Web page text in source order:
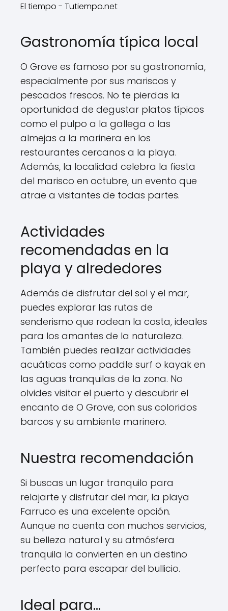
El tiempo - Tutiempo.net
Gastronomía típica local
O Grove es famoso por su gastronomía,
especialmente por sus mariscos y
pescados frescos. No te pierdas la
oportunidad de degustar platos típicos
como el pulpo a la gallega o las
almejas a la marinera en los
restaurantes cercanos a la playa.
Además, la localidad celebra la fiesta
del marisco en octubre, un evento que
atrae a visitantes de todas partes.
Actividades
recomendadas en la
playa y alrededores
Además de disfrutar del sol y el mar,
puedes explorar las rutas de
senderismo que rodean la costa, ideales
para los amantes de la naturaleza.
También puedes realizar actividades
acuáticas como paddle surf o kayak en
las aguas tranquilas de la zona. No
olvides visitar el puerto y descubrir el
encanto de O Grove, con sus coloridos
barcos y su ambiente marinero.
Nuestra recomendación
Si buscas un lugar tranquilo para
relajarte y disfrutar del mar, la playa
Farruco es una excelente opción.
Aunque no cuenta con muchos servicios,
su belleza natural y su atmósfera
tranquila la convierten en un destino
perfecto para escapar del bullicio.
Ideal para…